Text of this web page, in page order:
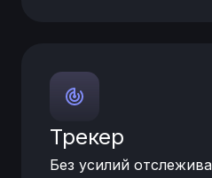
Трекер
Без усилий